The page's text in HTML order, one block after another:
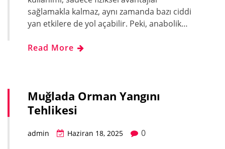
sağlamakla kalmaz, aynı zamanda bazı ciddi
yan etkilere de yol açabilir. Peki, anabolik…
Read More
Muğlada Orman Yangını
Tehlikesi
admin Haziran 18, 2025
0